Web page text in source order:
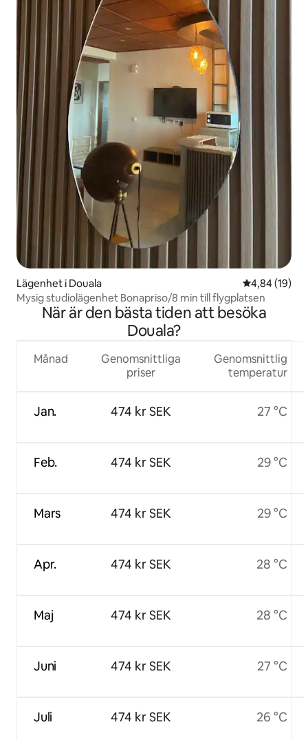
Lägenhet i Douala 4,84 av 5 i
4,84 (19)
Mysig studiolägenhet Bonapriso/8 min till flygplatsen
När är den bästa tiden att besöka
Douala?
Månad
Jan.
Feb.
Mars
Apr.
Maj
Juni
Juli
Genomsnittliga
priser
474 kr SEK
474 kr SEK
474 kr SEK
474 kr SEK
474 kr SEK
474 kr SEK
474 kr SEK
Genomsnittlig
temperatur
27 °C
29 °C
29 °C
28 °C
28 °C
27 °C
26 °C